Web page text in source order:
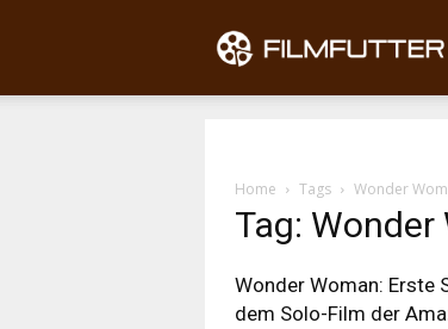
Home Tags Wonder
Tag:
Wonder Woman: Erste
dem Solo-Film der